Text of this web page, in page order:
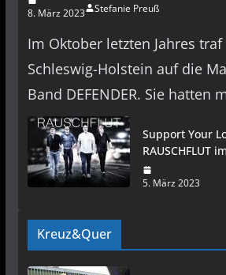
8. März 2023 Stefanie Preuß
Im Oktober letzten Jahres
Schleswig-Holstein auf die
Band DEFENDER. Sie hatten
Support Your
RAUSCHFLUT
5. März 2023
Kreuz&Quer